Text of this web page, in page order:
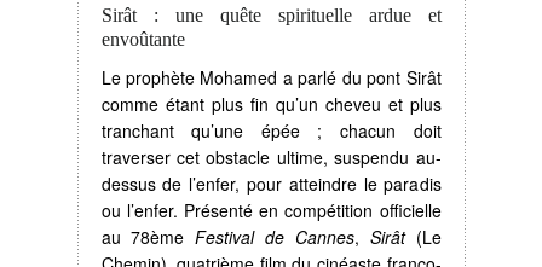
Sirât : une quête spirituelle ardue et
envoûtante
Le prophète Mohamed a parlé du pont Sirât
comme étant plus fin qu’un cheveu et plus
tranchant qu’une épée ; chacun doit
traverser cet obstacle ultime, suspendu au-
dessus de l’enfer, pour atteindre le paradis
ou l’enfer. Présenté en compétition officielle
au 78èmeFestival de Cannes, Sirât(Le